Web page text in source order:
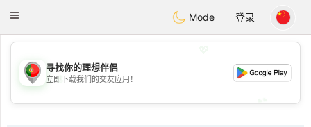
Portugues
Toggle
Mode 登录
💖
💕
寻找你的理想伴侣
立即下载我们的交友应用！